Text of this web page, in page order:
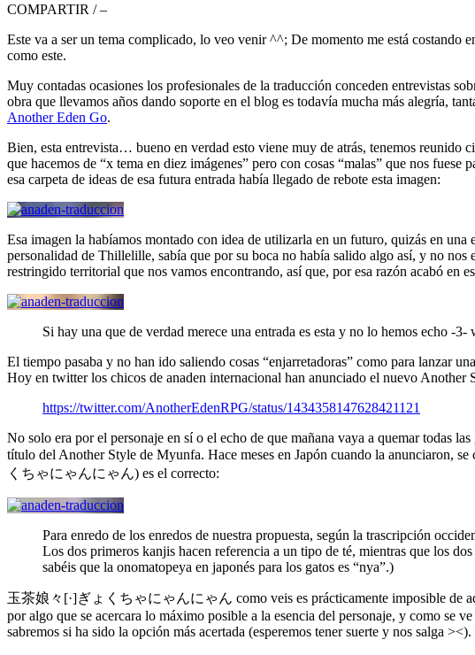
COMPARTIR / –
Este va a ser un tema complicado, lo veo venir ^^; De momento me está costando
como este.
Muy contadas ocasiones los profesionales de la traducción conceden entrevistas
obra que llevamos años dando soporte en el blog es todavía mucha más alegría,
Another Eden Go.
Bien, esta entrevista… bueno en verdad esto viene muy de atrás, tenemos reunido
que hacemos de “x tema en diez imágenes” pero con cosas “malas” que nos
esa carpeta de ideas de esa futura entrada había llegado de rebote esta imagen:
Esa imagen la habíamos montado con idea de utilizarla en un futuro, quizás en una
personalidad de Thillelille, sabía que por su boca no había salido algo así, y no
restringido territorial que nos vamos encontrando, así que, por esa razón acabó en
Si hay una que de verdad merece una entrada es esta y no lo hemos echo -
El tiempo pasaba y no han ido saliendo cosas “enjarretadoras” como para lanzar
Hoy en twitter los chicos de anaden internacional han anunciado el nuevo Another
https://twitter.com/AnotherEdenRPG/status/1434358147628421121
No solo era por el personaje en sí o el echo de que mañana vaya a quemar todas
título del Another Style de Myunfa. Hace meses en Japón cuando la anunciaron,
くちゃにゃんにゃん) es el correcto:
Para enredo de los enredos de nuestra propuesta, según la trascripción
Los dos primeros kanjis hacen referencia a un tipo de té, mientras que los
sabéis que la onomatopeya en japonés para los gatos es “nya”.)
玉茶娘々[·]ぎょくちゃにゃんにゃん como veis es prácticamente imposible de
por algo que se acercara lo máximo posible a la esencia del personaje, y como se
sabremos si ha sido la opción más acertada (esperemos tener suerte y nos salga ><).